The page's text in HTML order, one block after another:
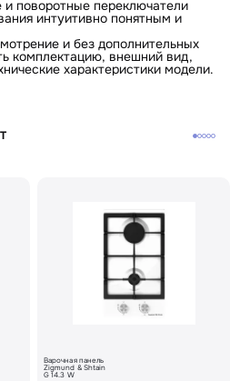
и поворотные переключатели
интуитивно понятным и
и без дополнительных
комплектацию, внешний вид,
характеристики модели.
Варочная панель
Zigmund & Shtain
G 14.3 W